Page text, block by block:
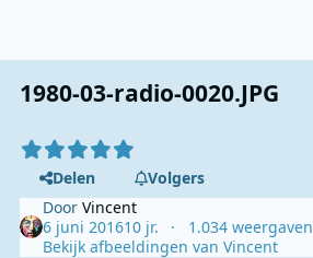
1980-03-radio-0020.JPG
Delen
Volgers
DoorVincent
6 juni 201610 jr.
1.034 weergaven
Bekijk afbeeldingen van Vincent